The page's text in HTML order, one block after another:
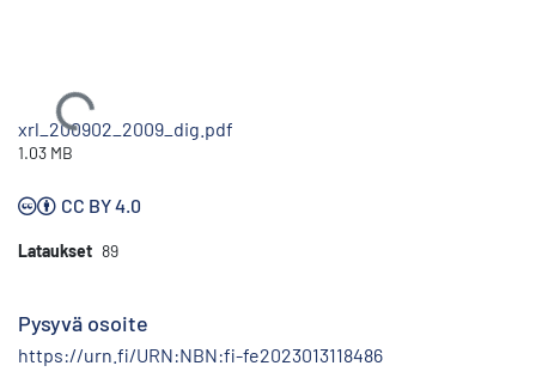
Ladataan...
xrl_200902_2009_dig.pdf
1.03 MB
CC BY 4.0
Lataukset 89
Pysyvä osoite
https://urn.fi/URN:NBN:fi-fe2023013118486